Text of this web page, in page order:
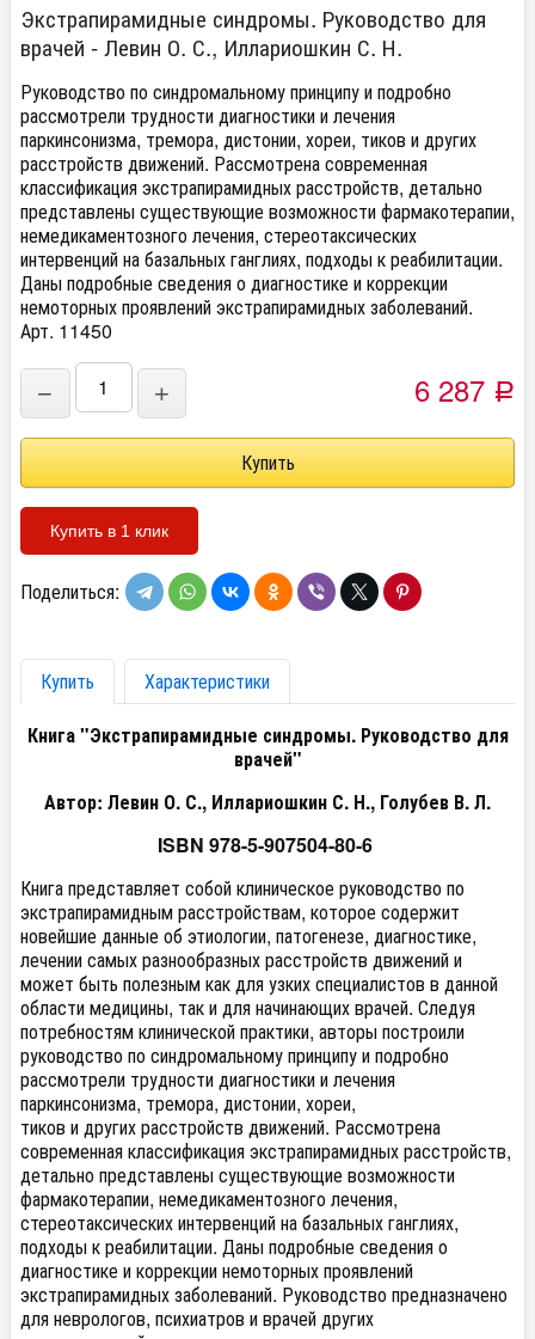
Экстрапирамидные синдромы. Руководство для
врачей - Левин О. С., Иллариошкин С. Н.
Руководство по синдромальному принципу и подробно
рассмотрели трудности диагностики и лечения
паркинсонизма, тремора, дистонии, хореи, тиков и других
расстройств движений. Рассмотрена современная
классификация экстрапирамидных расстройств, детально
представлены существующие возможности фармакотерапии,
немедикаментозного лечения, стереотаксических
интервенций на базальных ганглиях, подходы к реабилитации.
Даны подробные сведения о диагностике и коррекции
немоторных проявлений экстрапирамидных заболеваний.
Арт. 11450
− + 6 287 Р
Купить в 1 клик
Поделиться:
Купить
Характеристики
Книга "Экстрапирамидные синдромы. Руководство для
врачей"
Автор: Левин О. С., Иллариошкин С. Н., Голубев В. Л.
ISBN 978-5-907504-80-6
Книга представляет собой клиническое руководство по
экстрапирамидным расстройствам, которое содержит
новейшие данные об этиологии, патогенезе, диагностике,
лечении самых разнообразных расстройств движений и
может быть полезным как для узких специалистов в данной
области медицины, так и для начинающих врачей. Следуя
потребностям клинической практики, авторы построили
руководство по синдромальному принципу и подробно
рассмотрели трудности диагностики и лечения
паркинсонизма, тремора, дистонии, хореи,
тиков и других расстройств движений. Рассмотрена
современная классификация экстрапирамидных расстройств,
детально представлены существующие возможности
фармакотерапии, немедикаментозного лечения,
стереотаксических интервенций на базальных ганглиях,
подходы к реабилитации. Даны подробные сведения о
диагностике и коррекции немоторных проявлений
экстрапирамидных заболеваний. Руководство предназначено
для неврологов, психиатров и врачей других